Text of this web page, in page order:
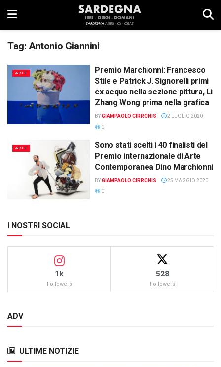
Tag: Antonio Giannini
ARTE
Premio Marchionni: Francesco
Stile e Patrick J. Signorelli primi
ex aequo nella sezione pittura, Li
Zhang Wong prima nella grafica
BYGIAMPAOLO CIRRONIS
2 LUGLIO 2020
0
ARTE
Sono stati scelti i 40 finalisti del
Premio internazionale di Arte
Contemporanea Dino Marchionni
BYGIAMPAOLO CIRRONIS
25 MAGGIO 2020
0
I NOSTRI SOCIAL
1k
Followers
528
Followers
ADV
ULTIME NOTIZIE